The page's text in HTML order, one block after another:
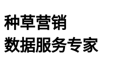
种草营销
数据服务专家